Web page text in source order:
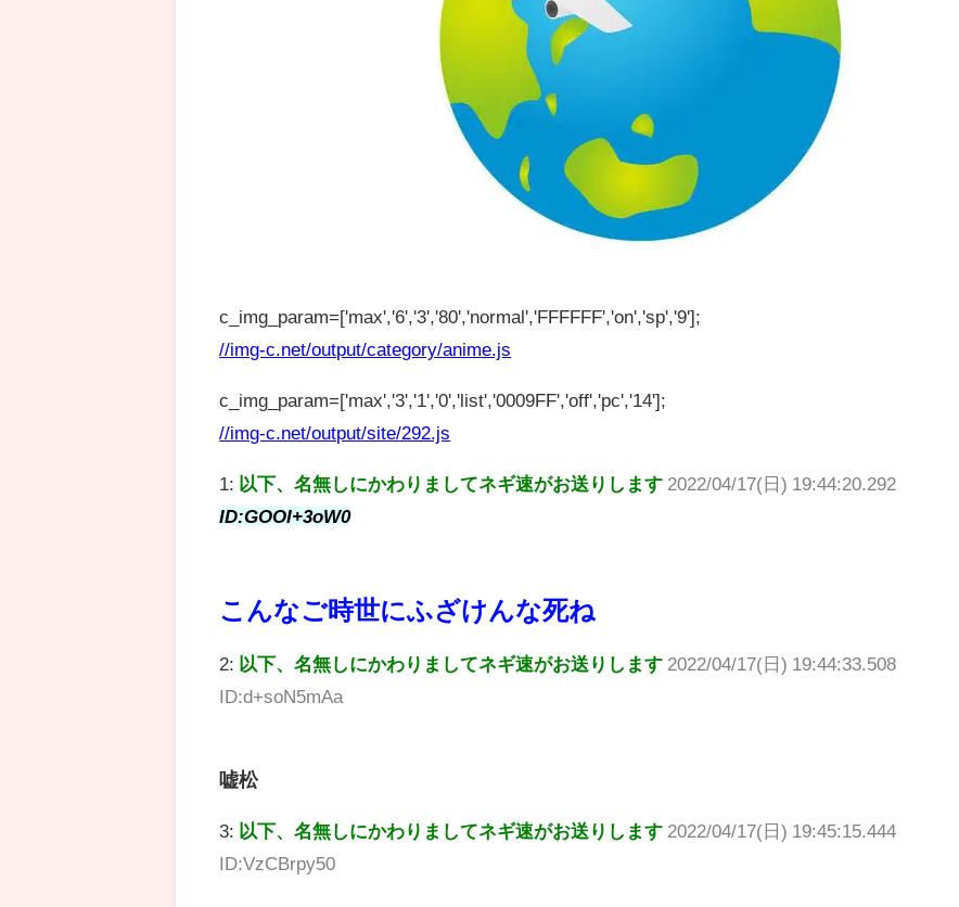
c_img_param=['max','6','3','80','normal','FFFFFF','on','sp','9'];
//img-c.net/output/category/anime.js
c_img_param=['max','3','1','0','list','0009FF','off','pc','14'];
//img-c.net/output/site/292.js
1: 以下、名無しにかわりましてネギ速がお送りします 2022/04/17(日) 19:44:20.292
ID:GOOI+3oW0
こんなご時世にふざけんな死ね
2: 以下、名無しにかわりましてネギ速がお送りします 2022/04/17(日) 19:44:33.508
ID:d+soN5mAa
嘘松
3: 以下、名無しにかわりましてネギ速がお送りします 2022/04/17(日) 19:45:15.444
ID:VzCBrpy50